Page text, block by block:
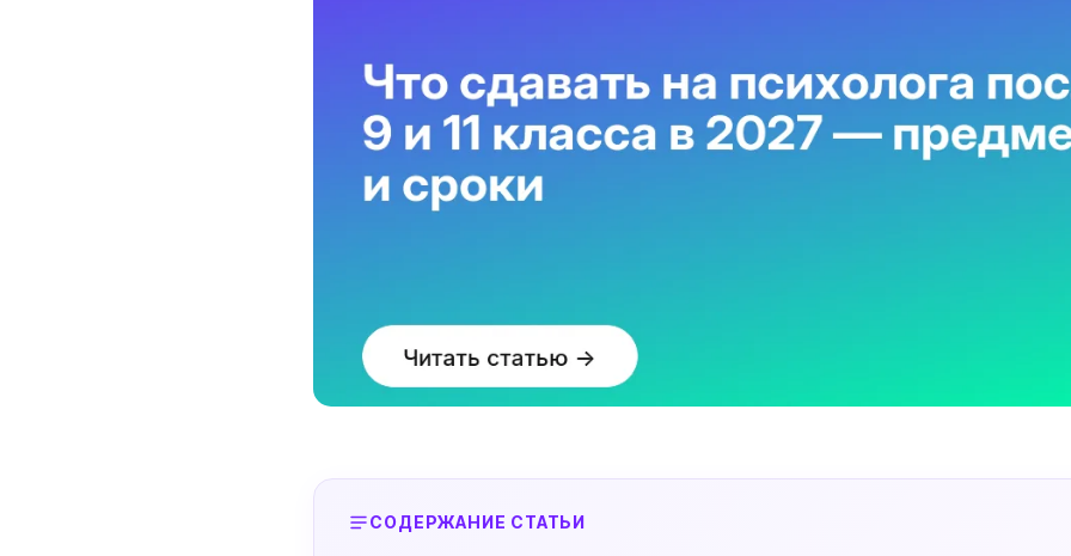
СОДЕРЖАНИЕ СТАТЬИ